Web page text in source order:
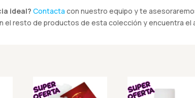
ideal? Contacta con nuestro equipo y te
el resto de productos de esta colección y encuentra el